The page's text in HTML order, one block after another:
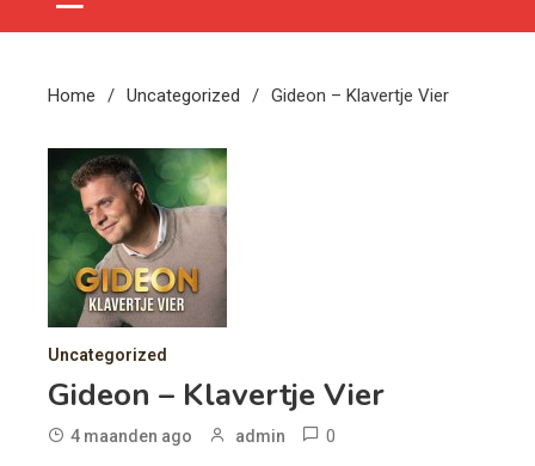
Home Uncategorized Gideon – Klavertje Vier
Uncategorized
Gideon – Klavertje Vier
4 maanden ago admin 0